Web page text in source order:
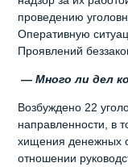
проведению
Оперативную
Проявлений
— Много ли дел
Возбуждено 22
направленности, в
хищения денежных
отношении